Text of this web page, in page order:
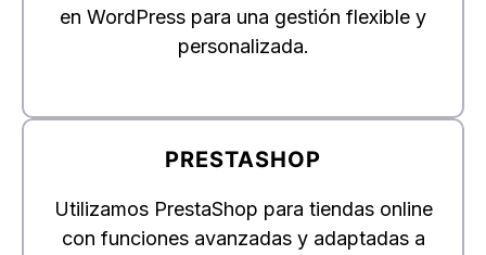
en WordPress para una gestión flexible y
personalizada.
PRESTASHOP
Utilizamos PrestaShop para tiendas online
con funciones avanzadas y adaptadas a